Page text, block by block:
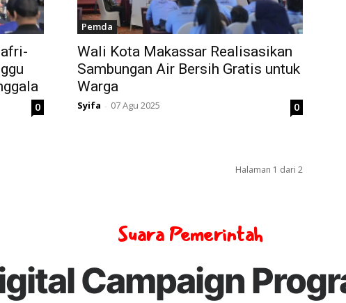
0
Pemda
Wali Kota Makassar Realisasikan
Sambungan Air Bersih Gratis untuk
Warga
Syifa - 07 Agu 2025 0
Halaman 1 dari 2
Suara Pemerintah
Campaign